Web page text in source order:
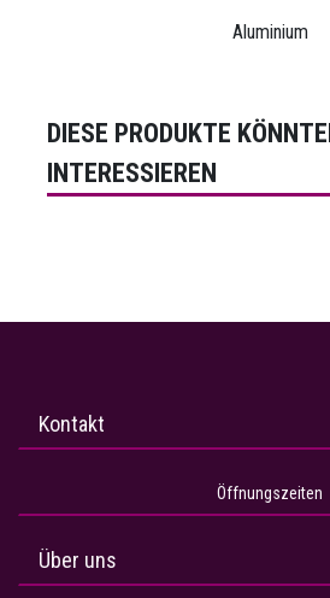
Aluminium
DIESE PRODUKTE
INTERESSIEREN
Kontakt
Öffnungszeiten
Über uns